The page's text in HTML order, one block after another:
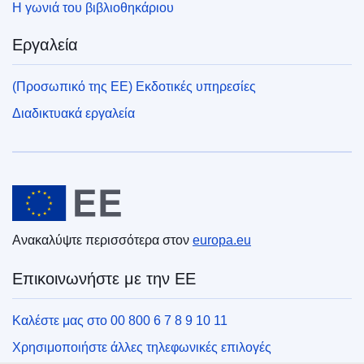
Η γωνιά του βιβλιοθηκάριου
Εργαλεία
(Προσωπικό της ΕΕ) Εκδοτικές υπηρεσίες
Διαδικτυακά εργαλεία
Ευρωπαϊκή Ένωση
Ανακαλύψτε περισσότερα στον europa.eu
Επικοινωνήστε με την ΕΕ
Καλέστε μας στο 00 800 6 7 8 9 10 11
Χρησιμοποιήστε άλλες τηλεφωνικές επιλογές